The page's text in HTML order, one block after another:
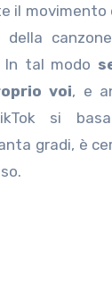
il movimento
della
In tal modo
voi, e
si
gradi, è